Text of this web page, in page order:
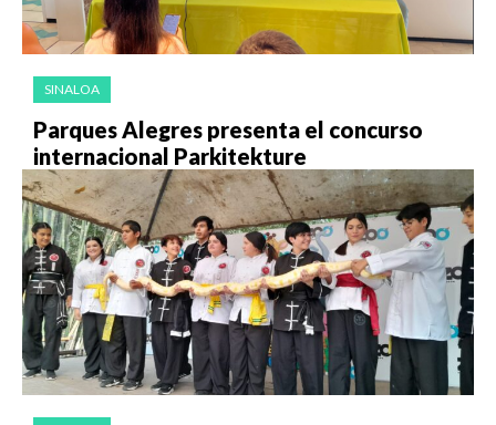
SINALOA
Parques Alegres presenta el concurso
internacional Parkitekture